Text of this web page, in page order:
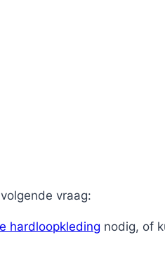
vraag:
hardloopkleding nodig, of